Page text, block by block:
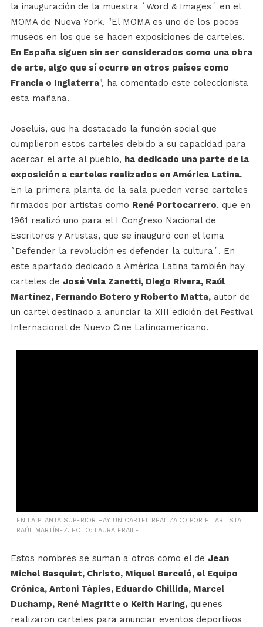
la inauguración de la muestra `Word & Images´ en el
MOMA de Nueva York. "El MOMA es uno de los pocos
museos en los que se hacen exposiciones de carteles.
En España siguen sin ser considerados como una obra
de arte, algo que sí ocurre en otros países como
Francia o Inglaterra", ha comentado este coleccionista
esta mañana.
Joseluis, que ha destacado la función social que
cumplieron estos carteles debido a su capacidad para
acercar el arte al pueblo, ha dedicado una parte de la
exposición a carteles realizados en América Latina.
En la primera planta de la sala pueden verse carteles
firmados por artistas como René Portocarrero, que en
1961 realizó uno para el I Congreso Nacional de
Escritores y Artistas, que se inauguró con el lema
`Defender la revolución es defender la cultura´. En
este apartado dedicado a América Latina también hay
carteles de José Vela Zanetti, Diego Rivera, Raúl
Martínez, Fernando Botero y Roberto Matta,autor de
un cartel destinado a anunciar la XIII edición del Festival
Internacional de Nuevo Cine Latinoamericano.
EN LA PLANTA SUPERIOR HAY UN CARTEL REALIZADO POR EL ARTISTA
RAÚL MARTÍNEZ. FOTO: LAURA FRAILE
Estos nombres se suman a otros como el de Jean
Michel Basquiat, Christo, Miquel Barceló, el Equipo
Crónica, Antoni Tàpies, Eduardo Chillida, Marcel
Duchamp, René Magritte o Keith Haring,quienes
realizaron carteles para anunciar eventos deportivos